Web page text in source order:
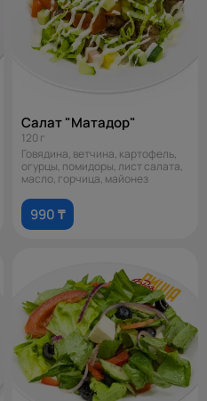
Салат "Матадор"
120 г
Говядина, ветчина, картофель,
огурцы, помидоры, лист салата,
масло, горчица, майонез
990 ₸